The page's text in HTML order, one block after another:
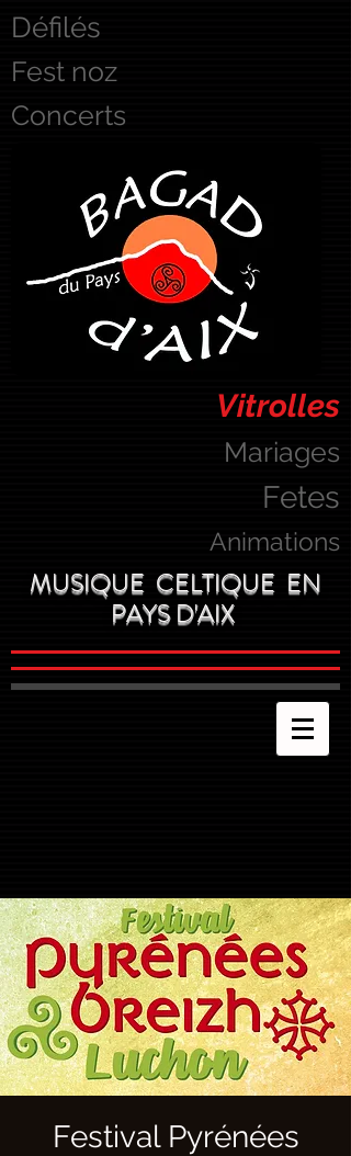
Défilés
Fest noz
Concerts
Vitrolles
Mariages
Fetes
Animations
MUSIQUE CELTIQUE EN
PAYS D'AIX
Festival Pyrénées